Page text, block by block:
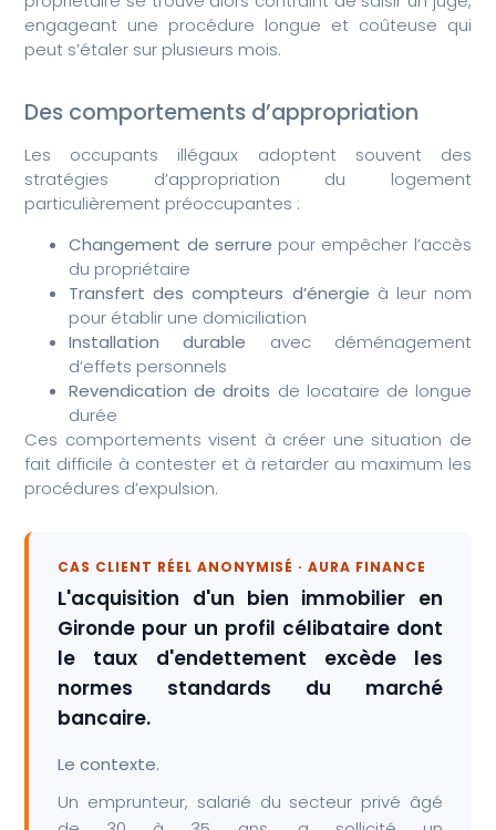
engageant une procédure longue et coûteuse qui
peut s’étaler sur plusieurs mois.
Des comportements d’appropriation
Les occupants illégaux adoptent souvent des
stratégies d’appropriation du logement
particulièrement préoccupantes :
Changement de serrure pour empêcher l’accès
du propriétaire
Transfert des compteurs d’énergie à leur nom
pour établir une domiciliation
Installation durable avec déménagement
d’effets personnels
Revendication de droits de locataire de longue
durée
Ces comportements visent à créer une situation de
fait difficile à contester et à retarder au maximum les
procédures d’expulsion.
CAS CLIENT RÉEL ANONYMISÉ · AURA FINANCE
L'acquisition d'un bien immobilier en
Gironde pour un profil célibataire dont
le taux d'endettement excède les
normes standards du marché
bancaire.
Le contexte.
Un emprunteur, salarié du secteur privé âgé